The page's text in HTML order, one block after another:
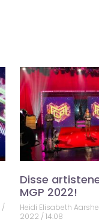
Disse
MGP 2022!
Heidi Elisabeth
2022 14:08